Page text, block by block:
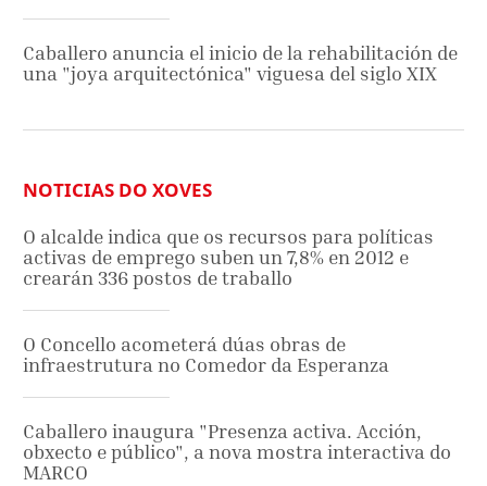
Caballero anuncia el inicio de la rehabilitación de
una "joya arquitectónica" viguesa del siglo XIX
NOTICIAS DO XOVES
O alcalde indica que os recursos para políticas
activas de emprego suben un 7,8% en 2012 e
crearán 336 postos de traballo
O Concello acometerá dúas obras de
infraestrutura no Comedor da Esperanza
Caballero inaugura "Presenza activa. Acción,
obxecto e público", a nova mostra interactiva do
MARCO